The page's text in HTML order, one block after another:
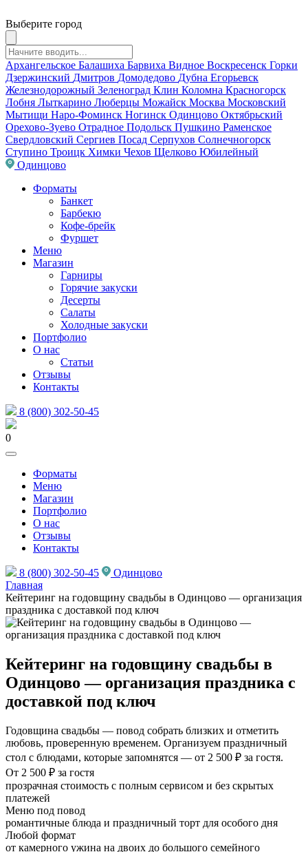
Выберите город
Архангельское Балашиха Барвиха Видное Воскресенск Горки
Дзержинский Дмитров Домодедово Дубна Егорьевск
Железнодорожный Зеленоград Клин Коломна Красногорск
Лобня Лыткарино Люберцы Можайск Москва Московский
Мытищи Наро-Фоминск Ногинск Одинцово Октябрьский
Орехово-Зуево Отрадное Подольск Пушкино Раменское
Свердловский Сергиев Посад Серпухов Солнечногорск
Ступино Троицк Химки Чехов Щелково Юбилейный
Одинцово
Форматы
Банкет
Барбекю
Кофе-брейк
Фуршет
Меню
Магазин
Гарниры
Горячие закуски
Десерты
Салаты
Холодные закуски
Портфолио
О нас
Статьи
Отзывы
Контакты
8 (800) 302-50-45
0
Форматы
Меню
Магазин
Портфолио
О нас
Отзывы
Контакты
8 (800) 302-50-45
Одинцово
Главная
Кейтеринг на годовщину свадьбы в Одинцово — организация
праздника с доставкой под ключ
Кейтеринг на годовщину свадьбы в
Одинцово — организация праздника с
доставкой под ключ
Годовщина свадьбы — повод собрать близких и отметить
любовь, проверенную временем. Организуем праздничный
стол с блюдами, которые запомнятся — от 2 500 ₽ за гостя.
От 2 500 ₽ за гостя
прозрачная стоимость с полным сервисом и без скрытых
платежей
Меню под повод
романтичные блюда и праздничный торт для особого дня
Любой формат
от камерного ужина на двоих до большого семейного